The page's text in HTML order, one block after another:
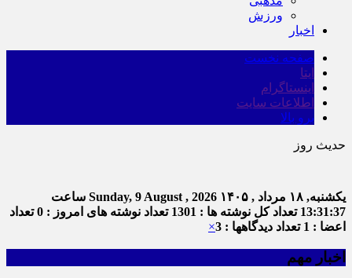
ورزش
اخبار
صفحه نخست
ایتا
اینستاگرام
اطلاعات سایت
برو بالا
حدیث روز
یکشنبه, ۱۸ مرداد , ۱۴۰۵ Sunday, 9 August , 2026 ساعت
13:31:38 تعداد کل نوشته ها : 1301 تعداد نوشته های امروز : 0
تعداد
اعضا : 1
تعداد دیدگاهها : 3 ×
اخبار مهم